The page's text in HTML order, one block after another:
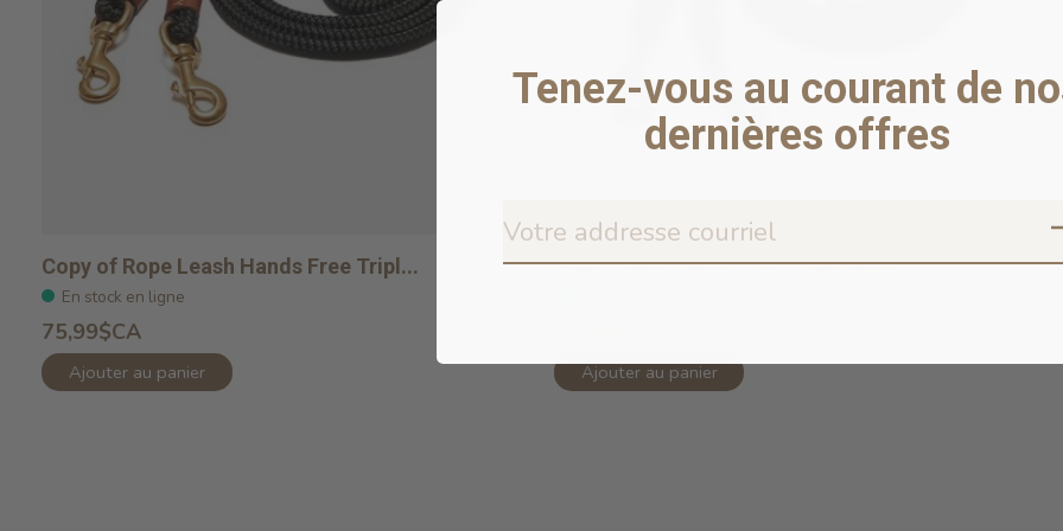
Copy of Rope Leash Hands Free Tripl...
En stock en ligne
75,99$CA
Ajouter au panier
Rope Leash Hands Free Triple Black ...
Ajouter au panier
Tenez-vous au courant de
dernières offres